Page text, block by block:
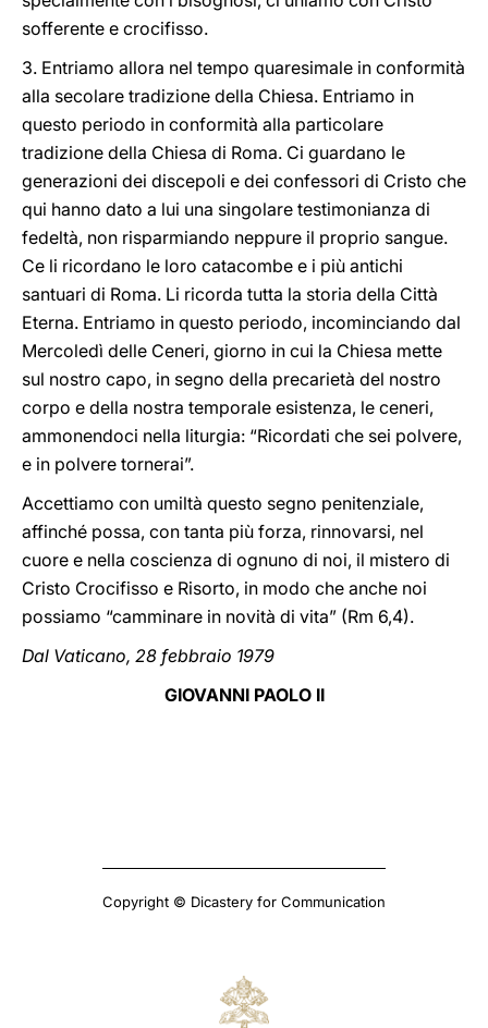
sofferente e crocifisso.
3. Entriamo allora nel tempo quaresimale in conformità
alla secolare tradizione della Chiesa. Entriamo in
questo periodo in conformità alla particolare
tradizione della Chiesa di Roma. Ci guardano le
generazioni dei discepoli e dei confessori di Cristo che
qui hanno dato a lui una singolare testimonianza di
fedeltà, non risparmiando neppure il proprio sangue.
Ce li ricordano le loro catacombe e i più antichi
santuari di Roma. Li ricorda tutta la storia della Città
Eterna. Entriamo in questo periodo, incominciando dal
Mercoledì delle Ceneri, giorno in cui la Chiesa mette
sul nostro capo, in segno della precarietà del nostro
corpo e della nostra temporale esistenza, le ceneri,
ammonendoci nella liturgia: “Ricordati che sei polvere,
e in polvere tornerai”.
Accettiamo con umiltà questo segno penitenziale,
affinché possa, con tanta più forza, rinnovarsi, nel
cuore e nella coscienza di ognuno di noi, il mistero di
Cristo Crocifisso e Risorto, in modo che anche noi
possiamo “camminare in novità di vita” (Rm 6,4).
Dal Vaticano, 28 febbraio 1979
GIOVANNI PAOLO II
Copyright © Dicastery for Communication